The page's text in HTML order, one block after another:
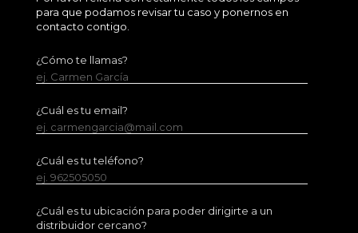
para que podamos revisar tu caso y ponernos en
contacto contigo.
¿Cómo te llamas?
ej. Carmen García
¿Cuál es tu email?
ej. carmengarcia@mail.com
¿Cuál es tu teléfono?
ej. 962505050
¿Cuál es tu ubicación para poder dirigirte a un
distribuidor cercano?